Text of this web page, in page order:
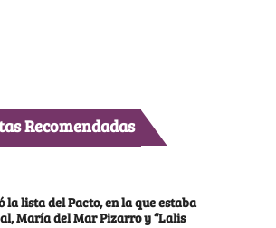
Recomendadas
la lista del Pacto, en la que estaba
María del Mar Pizarro y “Lalis